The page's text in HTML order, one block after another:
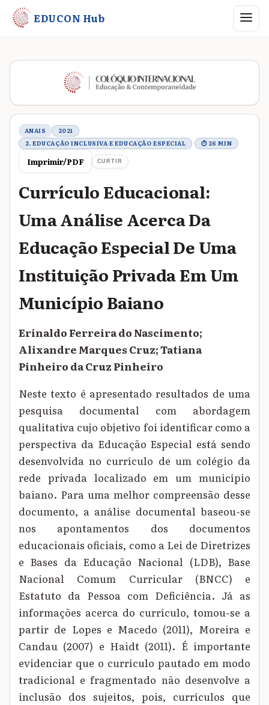
EDUCON Hub Abrir
Metadados do trabalho
ANAIS
2021
2. EDUCAÇÃO INCLUSIVA E EDUCAÇÃO ESPECIAL
⏱ 26 MIN
Imprimir/PDF CURTIR
Currículo Educacional:
Uma Análise Acerca Da
Educação Especial De Uma
Instituição Privada Em Um
Município Baiano
Erinaldo Ferreira do Nascimento;
Alixandre Marques Cruz; Tatiana
Pinheiro da Cruz Pinheiro
Neste texto é apresentado resultados de uma
pesquisa documental com abordagem
qualitativa cujo objetivo foi identificar como a
perspectiva da Educação Especial está sendo
desenvolvida no currículo de um colégio da
rede privada localizado em um município
baiano. Para uma melhor compreensão desse
documento, a análise documental baseou-se
nos apontamentos dos documentos
educacionais oficiais, como a Lei de Diretrizes
e Bases da Educação Nacional (LDB), Base
Nacional Comum Curricular (BNCC) e
Estatuto da Pessoa com Deficiência. Já as
informações acerca do currículo, tomou-se a
partir de Lopes e Macedo (2011), Moreira e
Candau (2007) e Haidt (2011). É importante
evidenciar que o currículo pautado em modo
tradicional e fragmentado não desenvolve a
inclusão dos sujeitos, pois, currículos que